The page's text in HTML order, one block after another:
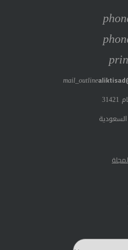
mail_outline
السعودية